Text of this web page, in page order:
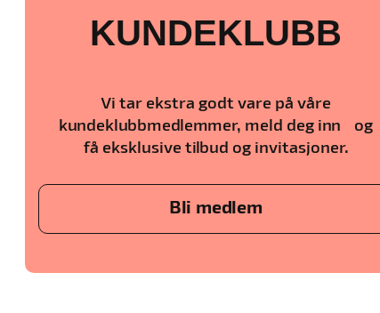
KUNDEKLUBB
Vi tar ekstra godt vare på våre
kundeklubbmedlemmer, meld deg inn og
få eksklusive tilbud og invitasjoner.
Bli medlem